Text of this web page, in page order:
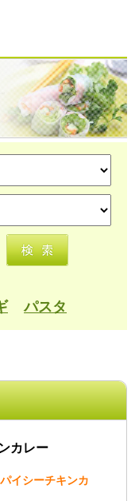
パスタ
カレー
イシーチキンカ